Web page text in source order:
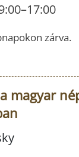
zárva.
magyar